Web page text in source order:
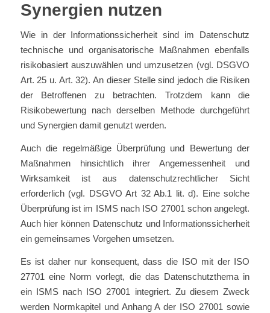
Synergien nutzen
Wie in der Informationssicherheit sind im Datenschutz
technische und organisatorische Maßnahmen ebenfalls
risikobasiert auszuwählen und umzusetzen (vgl. DSGVO
Art. 25 u. Art. 32). An dieser Stelle sind jedoch die Risiken
der Betroffenen zu betrachten. Trotzdem kann die
Risikobewertung nach derselben Methode durchgeführt
und Synergien damit genutzt werden.
Auch die regelmäßige Überprüfung und Bewertung der
Maßnahmen hinsichtlich ihrer Angemessenheit und
Wirksamkeit ist aus datenschutzrechtlicher Sicht
erforderlich (vgl. DSGVO Art 32 Ab.1 lit. d). Eine solche
Überprüfung ist im ISMS nach ISO 27001 schon angelegt.
Auch hier können Datenschutz und Informationssicherheit
ein gemeinsames Vorgehen umsetzen.
Es ist daher nur konsequent, dass die ISO mit der ISO
27701 eine Norm vorlegt, die das Datenschutzthema in
ein ISMS nach ISO 27001 integriert. Zu diesem Zweck
werden Normkapitel und Anhang A der ISO 27001 sowie